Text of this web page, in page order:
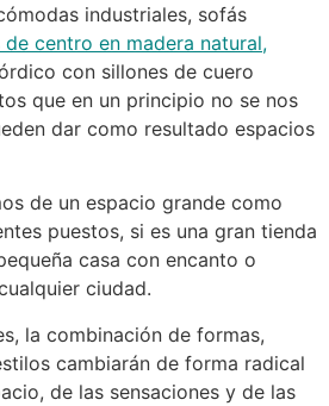
industriales, sofás
de centro en madera natural,
con sillones de cuero
que en un principio no se nos
dar como resultado espacios
de un espacio grande como
puestos, si es una gran tienda
casa con encanto o
ciudad.
la combinación de formas,
cambiarán de forma radical
de las sensaciones y de las